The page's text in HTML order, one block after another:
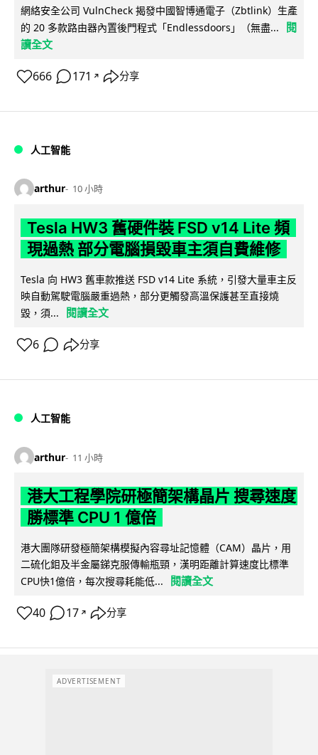
網絡安全公司 VulnCheck 揭發中國智博通電子（Zbtlink）生產
的 20 多款路由器內置後門程式「Endlessdoors」（無盡...
閱
讀全文
666 171 ↗ 分享
人工智能
arthur 10 小時
Tesla HW3 舊硬件裝 FSD v14 Lite 頻
現過熱 部分電腦損毀車主須自費維修
Tesla 向 HW3 舊車款推送 FSD v14 Lite 系統，引發大量車主反
映自動駕駛電腦嚴重過熱，部分更觸發高溫保護甚至直接燒
毀，須...
閱讀全文
6 分享
人工智能
arthur 11 小時
港大工程學院研極簡架構晶片 搜尋速度
勝標準 CPU 1 億倍
港大團隊研發極簡架構模擬內容尋址記憶體（CAM）晶片，用
二硫化鉬及半金屬銻克服傳輸瓶頸，漢明距離計算速度比標準
CPU快1億倍，每次搜尋耗能低...
閱讀全文
40 17 ↗ 分享
ADVERTISEMENT